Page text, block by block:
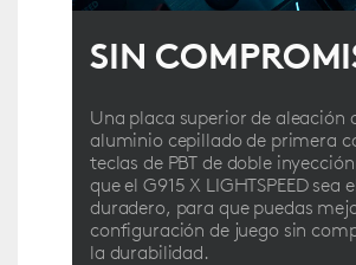
SIN
Una placa superior de aleación
aluminio cepillado de primera
teclas de PBT de doble
que el G915 X LIGHTSPEED sea
duradero, para que puedas
configuración de juego sin
la durabilidad.